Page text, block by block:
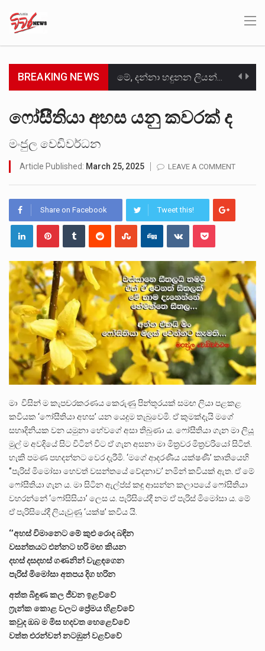
BREAKING NEWS මේ, දන්නා හඳුනන ලියන්නකුගේ නන්නාඳුනන අඩවියක සැරිසරා ලද ආස්වාදනීය මොහොතක සිංහාවලෝකනයකි .කෙටි කවියක දිගු බර…
බන්ධනාගාර රැදවියන් 1,021 දෙනෙකු ඉකුත් වසර පහක කාලය තුලදී (2020 ජනවාරි 01 සිට 2025 දෙසැම්බර්…
මහර බන්ධනාගාරයේ අද ඇතිවූ සිද්ධියෙන් තුවාල ලැබූ බව කියන රැඳවියන් ගණන ඉහළ ගොස් තිබේ. ඒ…
ලාල් කාන්ත ඇමතිවරයා අධිකරණ විනිශ්චයකාරවරුන්ගේ විශ්‍රාම යෑමේ වයස සම්බන්ධයෙන් නිහඬව සිටින ලෙස තමාට දැනුම් දුන්…
2011 වසරේදී දේශපාලන හා මානව හිමිකම් ක්‍රියාකාරීන් වන ලලිත්කුමාර් වීරරාජ් සහ කුගන් මුරුගානන්දන් යාපනයේදී අතුරුදන්…
ගොවියන්ගේ ප්‍රශ්න, ධීවරයන්ගේ ප්‍රශ්න, සෞඛය ප්‍රශ්න, වැටු ප්‍ර්ශ්න, රැකියා විරහිත ප්‍රශ්න මේ සියලු ප්‍රශ්නවලට තනි…
ෆෝසීිතියා අහස යනු කවරක් ද
මංජුල වෙඩිවර්ධන
Article Published: March 25, 2025 LEAVE A COMMENT
Share on Facebook Tweet this!
මා විසින් ම කැපචරකරණය කෙරුණු පින්තූරයක් සමඟ ලියා පළකළ
කවියක ‘ෆෝසීතියා අහස’ යන යෙදුම තැබුවෙමි. ඒ කුමක්දැයි මගේ
සහෘදිනියක වන යමුනා හේවගේ අසා තිබුණා ය. ෆෝසීතියා ගැන මා ලියූ
මුල් ම අවදියේ සිට විටින් විට ඒ ගැන අසනා මා මිත්‍රවර මිත්‍රවරියෝ සිටිත්.
හැකි පමණ පහදන්නට වෙර දැරීමි. ‘මගේ ආදරණීය යක්ෂණී’ කෘතියෙහි
‘’පැරිස් මිමෝසා හෙවත් වසන්තයේ වේදනාව’ නමින් කවියක් ඇත. ඒ මේ
ෆෝසීතියා ගැන ය. මා සිටින ඇල්ප්ස් කඳු ආසන්න කලාපයේ ෆෝසීතියා
වහරන්නේ ‘ෆෝසිසියා’ ලෙස ය. පැරිසියේදී නම ඒ පැරිස් මිමෝසා ය. මේ
ඒ පැරිසියේදී ලියැවුණු ‘යක්ෂ’ කවිය යි.
‘’අහස් විමානෙට මේ කුළු රොද බඳින
වසන්තයට එන්නට හරි මඟ කියන
දහස් දසදහස් ගණනින් වැළඳගෙන
පැරිස් මිමෝසා අතපය දිග හරින
අත්ත බිඳුණ කල ජීවන ඉළව්වේ
ෆ‍්‍රැන්ක කොළ වලට ප්‍රේමය හිළව්වේ
කවුද ඔබ ම මිස හදවත හෙළෙව්වේ
වත්ත එරන්වන් නටඹුන් වළව්වේ